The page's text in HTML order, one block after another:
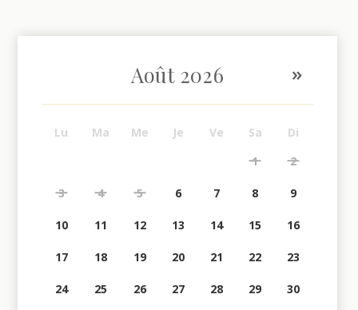
»
Août 2026
Lu Ma Me Je Ve Sa
Di
1
2
3 4 5 6 7 8 9
10 11 12 13 14 15 16
17 18 19 20 21 22 23
24 25 26 27 28 29 30